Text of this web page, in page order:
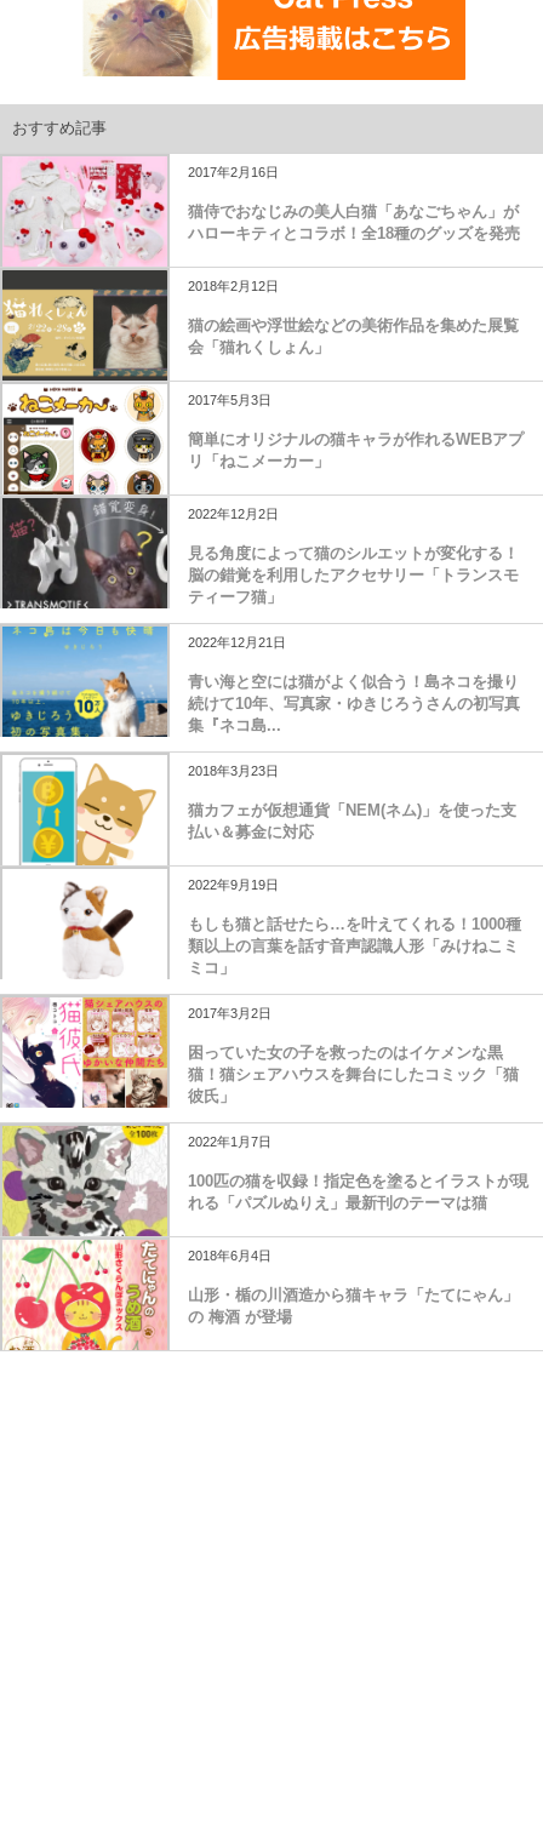
おすすめ記事
2017年2月16日
猫侍でおなじみの美人白猫「あなごちゃん」が
ハローキティとコラボ！全18種のグッズを発売
2018年2月12日
猫の絵画や浮世絵などの美術作品を集めた展覧
会「猫れくしょん」
2017年5月3日
簡単にオリジナルの猫キャラが作れるWEBアプ
リ「ねこメーカー」
2022年12月2日
見る角度によって猫のシルエットが変化する！
脳の錯覚を利用したアクセサリー「トランスモ
ティーフ猫」
2022年12月21日
青い海と空には猫がよく似合う！島ネコを撮り
続けて10年、写真家・ゆきじろうさんの初写真
集『ネコ島...
2018年3月23日
猫カフェが仮想通貨「NEM(ネム)」を使った支
払い＆募金に対応
2022年9月19日
もしも猫と話せたら…を叶えてくれる！1000種
類以上の言葉を話す音声認識人形「みけねこミ
ミコ」
2017年3月2日
困っていた女の子を救ったのはイケメンな黒
猫！猫シェアハウスを舞台にしたコミック「猫
彼氏」
2022年1月7日
100匹の猫を収録！指定色を塗るとイラストが現
れる「パズルぬりえ」最新刊のテーマは猫
2018年6月4日
山形・楯の川酒造から猫キャラ「たてにゃん」
の 梅酒 が登場